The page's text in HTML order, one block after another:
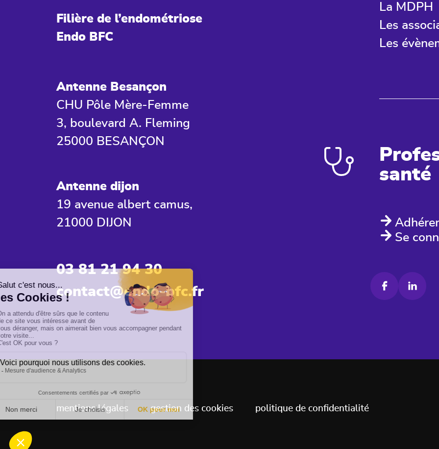
Filière de l’endométriose
Endo BFC
Antenne Besançon
CHU Pôle Mère-Femme
3, boulevard A. Fleming
25000 BESANÇON
Antenne dijon
19 avenue albert camus,
21000 DIJON
03 81 21 94 30
contact@endo-bfc.fr
La MDPH
Les
Les
santé
Adhérer
Se
mentions légales gestion des cookies politique de confidentialité